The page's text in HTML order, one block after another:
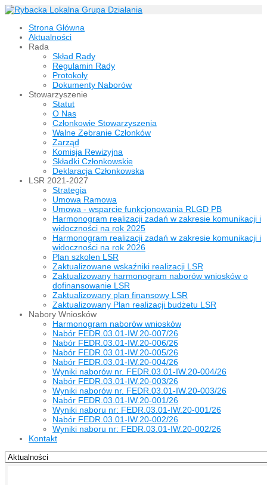
Strona Główna
Aktualności
Rada
Skład Rady
Regulamin Rady
Protokoły
Dokumenty Naborów
Stowarzyszenie
Statut
O Nas
Członkowie Stowarzyszenia
Walne Zebranie Członków
Zarząd
Komisja Rewizyjna
Składki Członkowskie
Deklaracja Członkowska
LSR 2021-2027
Strategia
Umowa Ramowa
Umowa - wsparcie funkcjonowania RLGD PB
Harmonogram realizacji zadań w zakresie komunikacji i
widoczności na rok 2025
Harmonogram realizacji zadań w zakresie komunikacji i
widoczności na rok 2026
Plan szkolen LSR
Zaktualizowane wskaźniki realizacji LSR
Zaktualizowany harmonogram naborów wniosków o
dofinansowanie LSR
Zaktualizowany plan finansowy LSR
Zaktualizowany Plan realizacji budżetu LSR
Nabory Wniosków
Harmonogram naborów wniosków
Nabór FEDR.03.01-IW.20-007/26
Nabór FEDR.03.01-IW.20-006/26
Nabór FEDR.03.01-IW.20-005/26
Nabór FEDR.03.01-IW.20-004/26
Wyniki naborów nr. FEDR.03.01-IW.20-004/26
Nabór FEDR.03.01-IW.20-003/26
Wyniki naborów nr. FEDR.03.01-IW.20-003/26
Nabór FEDR.03.01-IW.20-001/26
Wyniki naboru nr: FEDR.03.01-IW.20-001/26
Nabór FEDR.03.01-IW.20-002/26
Wyniki naboru nr: FEDR.03.01-IW.20-002/26
Kontakt